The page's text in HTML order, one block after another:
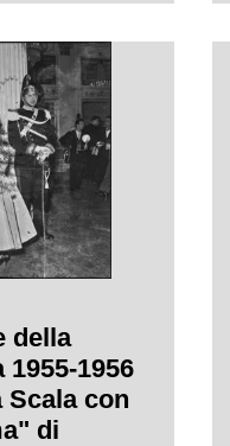
con la
della
1956
Scala con
di